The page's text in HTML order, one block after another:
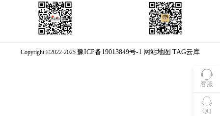
客服
QQ
Copyright ©2022-2025 豫ICP备19013849号-1 网站地图 TAG云库